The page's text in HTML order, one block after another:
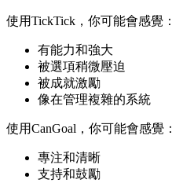
使用TickTick，你可能會感覺：
有能力和強大
被選項稍微壓迫
被成就激勵
像在管理複雜的系統
使用CanGoal，你可能會感覺：
專注和清晰
支持和鼓勵